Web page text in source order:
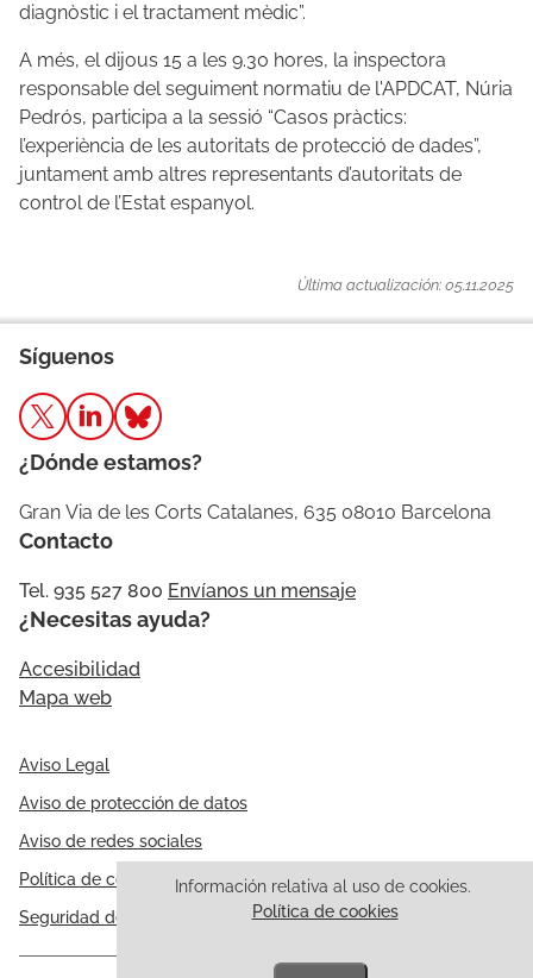
diagnòstic i el tractament mèdic”.
A més, el dijous 15 a les 9.30 hores, la inspectora
responsable del seguiment normatiu de l'APDCAT, Núria
Pedrós, participa a la sessió “Casos pràctics:
l’experiència de les autoritats de protecció de dades”,
juntament amb altres representants d’autoritats de
control de l’Estat espanyol.
Última actualización: 05.11.2025
Información relativa al uso de cookies.
Política de cookies
Síguenos
¿Dónde estamos?
Gran Via de les Corts Catalanes, 635 08010 Barcelona
Contacto
Tel. 935 527 800 Envíanos un mensaje
¿Necesitas ayuda?
Accesibilidad
Mapa web
Aviso Legal
Aviso de protección de datos
Aviso de redes sociales
Política de cookies
Seguridad de la información